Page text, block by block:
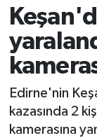
Edirne'nin
kazasında 2
kamerasına
Rize
Bilim
Süper Lig
Tüm
Haber